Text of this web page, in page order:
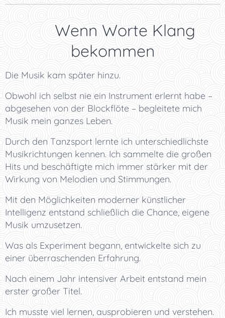
🎙️ Wenn Worte Klang
bekommen
Die Musik kam später hinzu.
Obwohl ich selbst nie ein Instrument erlernt habe –
abgesehen von der Blockflöte – begleitete mich
Musik mein ganzes Leben.
Durch den Tanzsport lernte ich unterschiedlichste
Musikrichtungen kennen. Ich sammelte die großen
Hits und beschäftigte mich immer stärker mit der
Wirkung von Melodien und Stimmungen.
Mit den Möglichkeiten moderner künstlicher
Intelligenz entstand schließlich die Chance, eigene
Musik umzusetzen.
Was als Experiment begann, entwickelte sich zu
einer überraschenden Erfahrung.
Nach einem Jahr intensiver Arbeit entstand mein
erster großer Titel.
Ich musste viel lernen, ausprobieren und verstehen.